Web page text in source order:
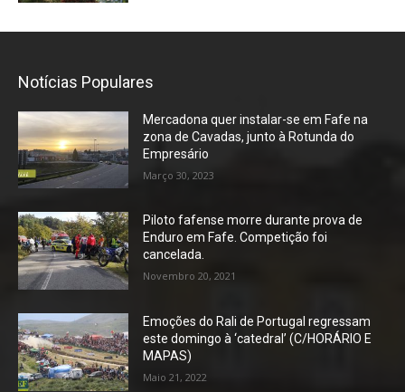
Notícias Populares
Mercadona quer instalar-se em Fafe na
zona de Cavadas, junto à Rotunda do
Empresário
Março 30, 2023
Piloto fafense morre durante prova de
Enduro em Fafe. Competição foi
cancelada.
Novembro 20, 2021
Emoções do Rali de Portugal regressam
este domingo à ‘catedral’ (C/HORÁRIO E
MAPAS)
Maio 21, 2022